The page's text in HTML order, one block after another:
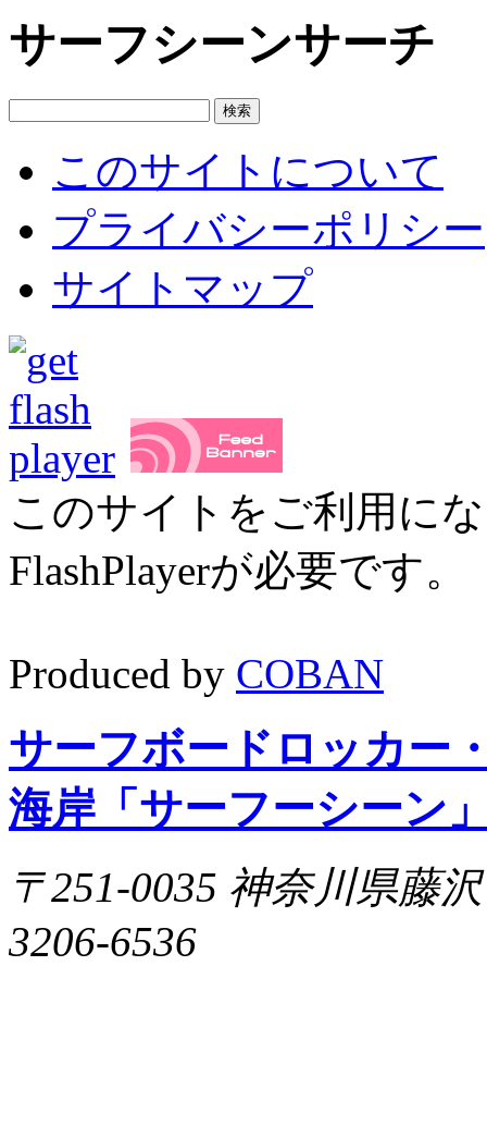
サーフシーンサーチ
このサイトについて
プライバシーポリシー
サイトマップ
このサイトをご利用に
FlashPlayerが必要です
Produced by COBAN
サーフボードロッカー
海岸「サーフーシーン
〒251-0035 神奈川県藤
3206-6536